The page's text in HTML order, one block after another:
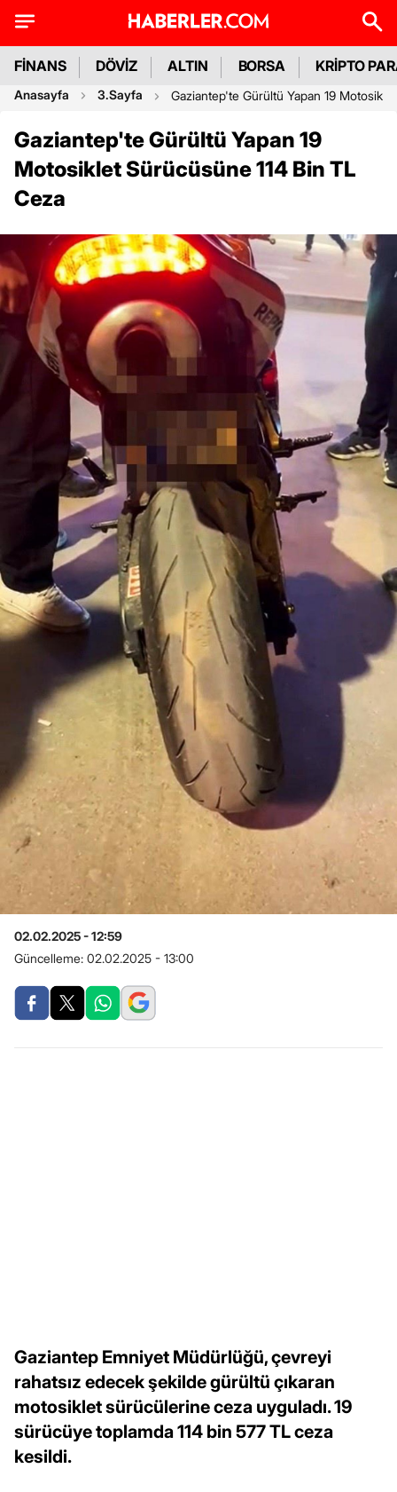
FİNANS DÖVİZ ALTIN BORSA KRİPTO
Anasayfa 3.Sayfa Gaziantep'te Gürültü Yapan 19
Gaziantep'te Gürültü Yapan 19
Motosiklet Sürücüsüne 114 Bin TL
Ceza
02.02.2025 - 12:59
Güncelleme: 02.02.2025 - 13:00
Gaziantep Emniyet Müdürlüğü, çevreyi
rahatsız edecek şekilde gürültü çıkaran
motosiklet sürücülerine ceza uyguladı. 19
sürücüye toplamda 114 bin 577 TL ceza
kesildi.